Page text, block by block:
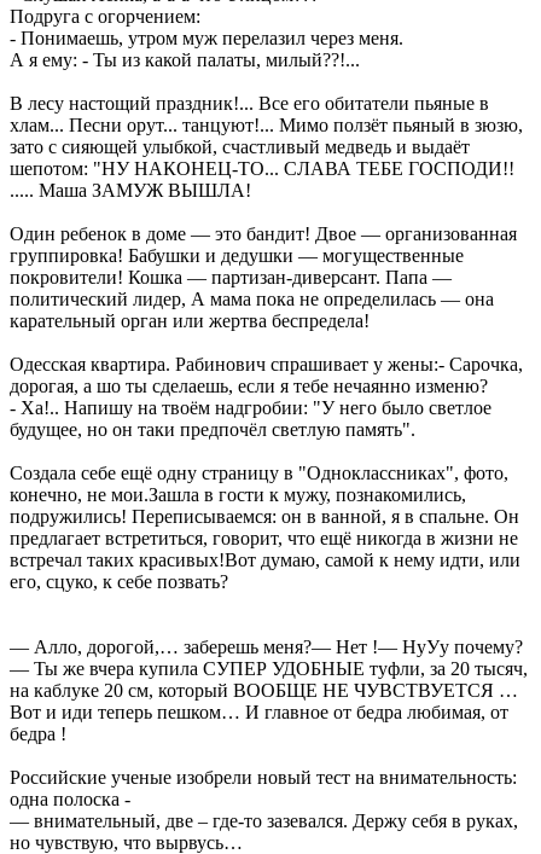
Подруга с огорчением:
- Понимаешь, утром муж перелазил через меня.
А я ему: - Ты из какой палаты, милый??!...
В лесу настощий праздник!... Все его обитатели пьяные в
хлам... Песни орут... танцуют!... Мимо ползёт пьяный в зюзю,
зато с сияющей улыбкой, счастливый медведь и выдаёт
шепотом: "НУ НАКОНЕЦ-ТО... СЛАВА ТЕБЕ ГОСПОДИ!!
..... Маша ЗАМУЖ ВЫШЛА!
Один ребенок в доме — это бандит! Двое — организованная
группировка! Бабушки и дедушки — могущественные
покровители! Кошка — партизан-диверсант. Папа —
политический лидер, А мама пока не определилась — она
карательный орган или жертва беспредела!
Одесская квартира. Рабинович спрашивает у жены:- Сарочка,
дорогая, а шо ты сделаешь, если я тебе нечаянно изменю?
- Ха!.. Напишу на твоём надгробии: "У него было светлое
будущее, но он таки предпочёл светлую память".
Создала себе ещё одну страницу в "Одноклассниках", фото,
конечно, не мои.Зашла в гости к мужу, познакомились,
подружились! Переписываемся: он в ванной, я в спальне. Он
предлагает встретиться, говорит, что ещё никогда в жизни не
встречал таких красивых!Вот думаю, самой к нему идти, или
его, сцуко, к себе позвать?
— Алло, дорогой,… заберешь меня?— Нет !— НуУу почему?
— Ты же вчера купила СУПЕР УДОБНЫЕ туфли, за 20 тысяч,
на каблуке 20 см, который ВООБЩЕ НЕ ЧУВСТВУЕТСЯ …
Вот и иди теперь пешком… И главное от бедра любимая, от
бедра !
Российские ученые изобрели новый тест на внимательность:
одна полоска -
— внимательный, две – где-то зазевался. Держу себя в руках,
но чувствую, что вырвусь…